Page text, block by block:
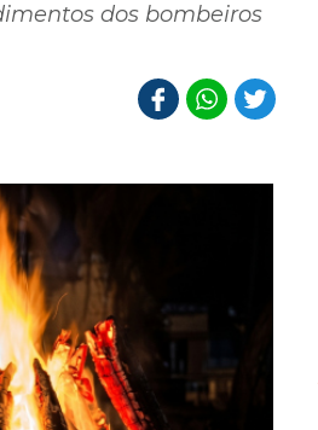
dos bombeiros